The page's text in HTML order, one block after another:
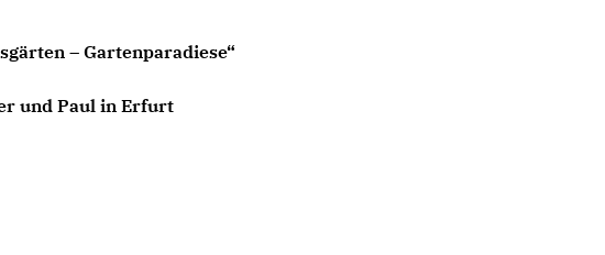
– Gartenparadiese“
und Paul in Erfurt